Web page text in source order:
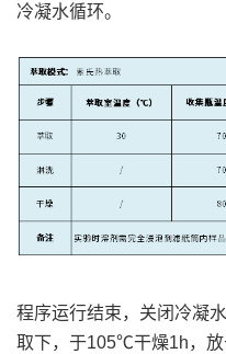
冷凝水循环。
程序运行结束，关闭冷凝
取下，于105℃干燥1h，